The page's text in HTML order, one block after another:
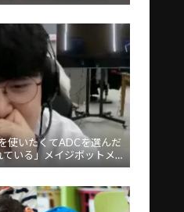
使いたくてADCを選んだ
いる」メイジボットメ